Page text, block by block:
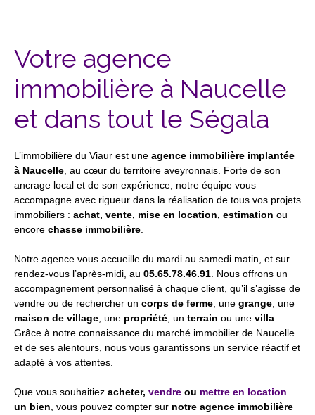
Votre agence
immobilière à Naucelle
et dans tout le Ségala
L’immobilière du Viaur est une agence immobilière implantée
à Naucelle , au cœur du territoire aveyronnais. Forte de son
ancrage local et de son expérience, notre équipe vous
accompagne avec rigueur dans la réalisation de tous vos projets
immobiliers : achat, vente, mise en location, estimation ou
encore chasse immobilière
Notre agence vous accueille du mardi au samedi matin, et sur
rendez-vous l’après-midi, au 05.65.78.46.91 . Nous offrons un
accompagnement personnalisé à chaque client, qu’il s’agisse de
vendre ou de rechercher un corps de ferme , une grange , une
maison de village , une propriété , un terrain ou une villa
Grâce à notre connaissance du marché immobilier de Naucelle
et de ses alentours, nous vous garantissons un service réactif et
adapté à vos attentes.
Que vous souhaitiez acheter, vendre ou mettre en location
un bien , vous pouvez compter sur notre agence immobilière